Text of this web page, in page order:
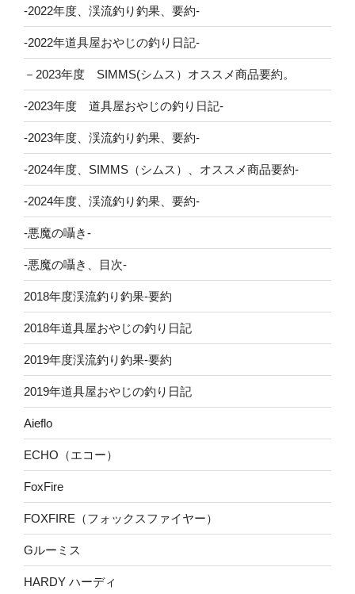
-2022年度、渓流釣り釣果、要約-
-2022年道具屋おやじの釣り日記-
－2023年度 SIMMS(シムス）オススメ商品要約。
-2023年度 道具屋おやじの釣り日記-
-2023年度、渓流釣り釣果、要約-
-2024年度、SIMMS（シムス）、オススメ商品要約-
-2024年度、渓流釣り釣果、要約-
-悪魔の囁き-
-悪魔の囁き、目次-
2018年度渓流釣り釣果-要約
2018年道具屋おやじの釣り日記
2019年度渓流釣り釣果-要約
2019年道具屋おやじの釣り日記
Aieflo
ECHO（エコー）
FoxFire
FOXFIRE（フォックスファイヤー）
Gルーミス
HARDY ハーディ